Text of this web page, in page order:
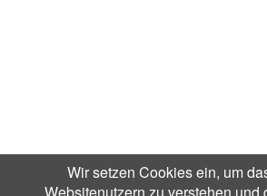
Wir setzen Cookies ein, um